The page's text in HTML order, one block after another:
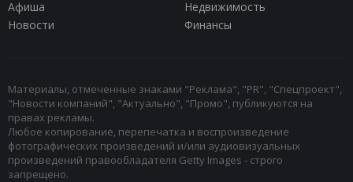
Афиша
Недвижимость
Новости
Финансы
Материалы, отмеченные знаками "Реклама", "PR", "Спецпроект",
"Новости компаний", "Актуально", "Промо", публикуются на
правах рекламы.
Любое копирование, перепечатка и воспроизведение
фотографических произведений и/или аудиовизуальных
произведений правообладателя Getty Images - строго
запрещено.